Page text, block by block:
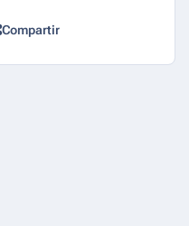
Compartir